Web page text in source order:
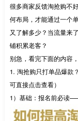
很多商家反馈淘抢购不
何布局，才能通过一个
又了解多少？当流量来
铺积累老客？
别急，看完下面的内容
1. 淘抢购只打单品爆款
可直接点击查看）
1）基础：报名前必读